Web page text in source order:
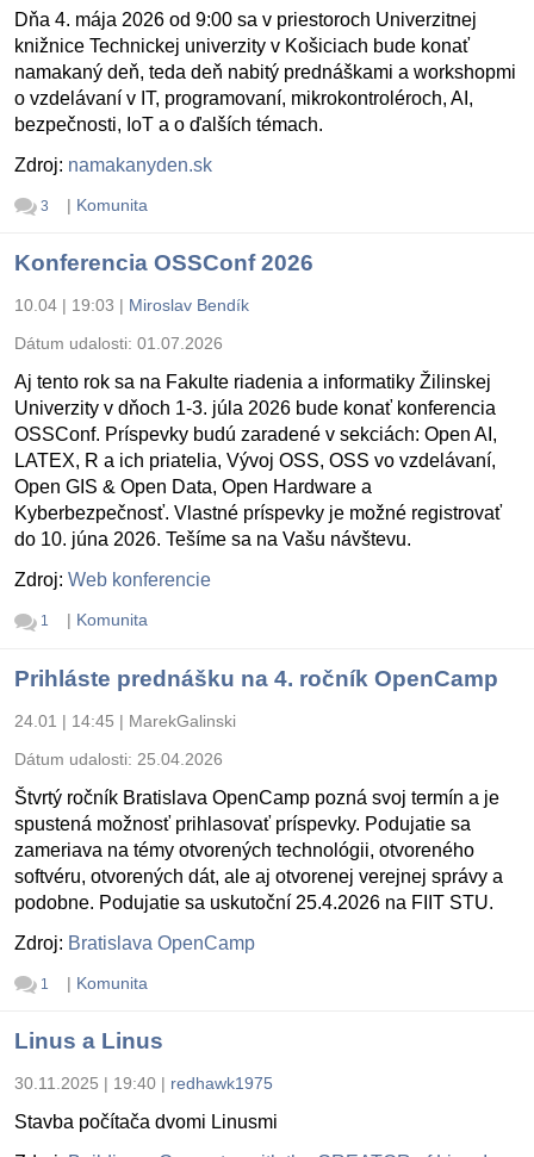
Dňa 4. mája 2026 od 9:00 sa v priestoroch Univerzitnej
knižnice Technickej univerzity v Košiciach bude konať
namakaný deň, teda deň nabitý prednáškami a workshopmi
o vzdelávaní v IT, programovaní, mikrokontroléroch, AI,
bezpečnosti, IoT a o ďalších témach.
Zdroj: namakanyden.sk
3 | Komunita
Konferencia OSSConf 2026
10.04 | 19:03 | Miroslav Bendík
Dátum udalosti: 01.07.2026
Aj tento rok sa na Fakulte riadenia a informatiky Žilinskej
Univerzity v dňoch 1-3. júla 2026 bude konať konferencia
OSSConf. Príspevky budú zaradené v sekciách: Open AI,
LATEX, R a ich priatelia, Vývoj OSS, OSS vo vzdelávaní,
Open GIS & Open Data, Open Hardware a
Kyberbezpečnosť. Vlastné príspevky je možné registrovať
do 10. júna 2026. Tešíme sa na Vašu návštevu.
Zdroj: Web konferencie
1 | Komunita
Prihláste prednášku na 4. ročník OpenCamp
24.01 | 14:45 | MarekGalinski
Dátum udalosti: 25.04.2026
Štvrtý ročník Bratislava OpenCamp pozná svoj termín a je
spustená možnosť prihlasovať príspevky. Podujatie sa
zameriava na témy otvorených technológii, otvoreného
softvéru, otvorených dát, ale aj otvorenej verejnej správy a
podobne. Podujatie sa uskutoční 25.4.2026 na FIIT STU.
Zdroj: Bratislava OpenCamp
1 | Komunita
Linus a Linus
30.11.2025 | 19:40 | redhawk1975
Stavba počítača dvomi Linusmi